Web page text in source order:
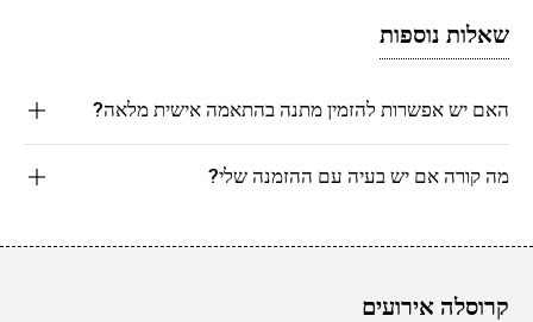
שאלות נוספות
האם יש אפשרות להזמין מתנה בהתאמה אישית מלאה?
מה קורה אם יש בעיה עם ההזמנה שלי?
קרוסלה אירועים